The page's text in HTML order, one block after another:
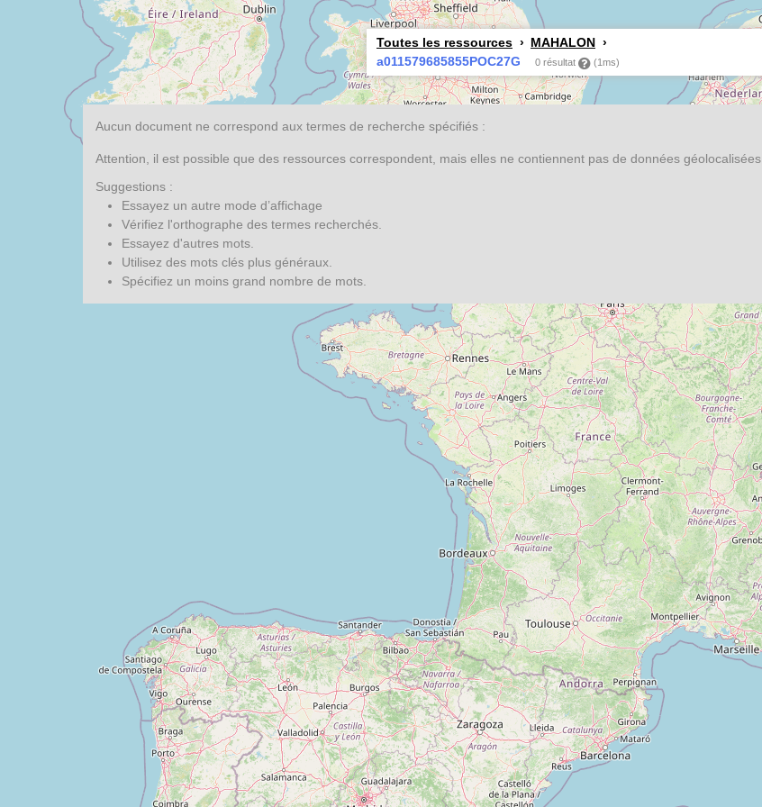
Toutes les ressources
MAHALON
a011579685855POC27G
0 résultat (1ms)
Aucun document ne correspond aux termes de recherche spécifiés :
Attention, il est possible que des ressources correspondent, mais elles ne contiennent pas de données géolocalisées
Suggestions :
Essayez un autre mode d’affichage
Vérifiez l'orthographe des termes recherchés.
Essayez d'autres mots.
Utilisez des mots clés plus généraux.
Spécifiez un moins grand nombre de mots.